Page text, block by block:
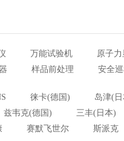
万能试验机
原子
样品前处理 安全
徕卡(德国)
岛津(
兹韦克(德国)
三丰(日本)
赛默飞世尔 斯派克